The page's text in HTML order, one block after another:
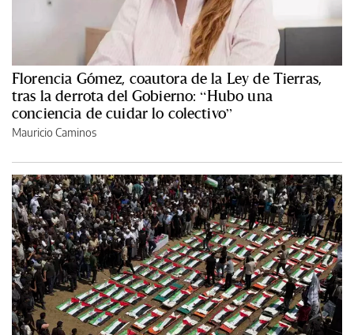
Florencia Gómez, coautora de la Ley de Tierras,
tras la derrota del Gobierno: “Hubo una
conciencia de cuidar lo colectivo”
Mauricio Caminos